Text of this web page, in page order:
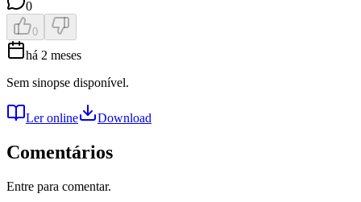
0
0
há 2 meses
Sem sinopse disponível.
Ler online Download
Comentários
Entre para comentar.